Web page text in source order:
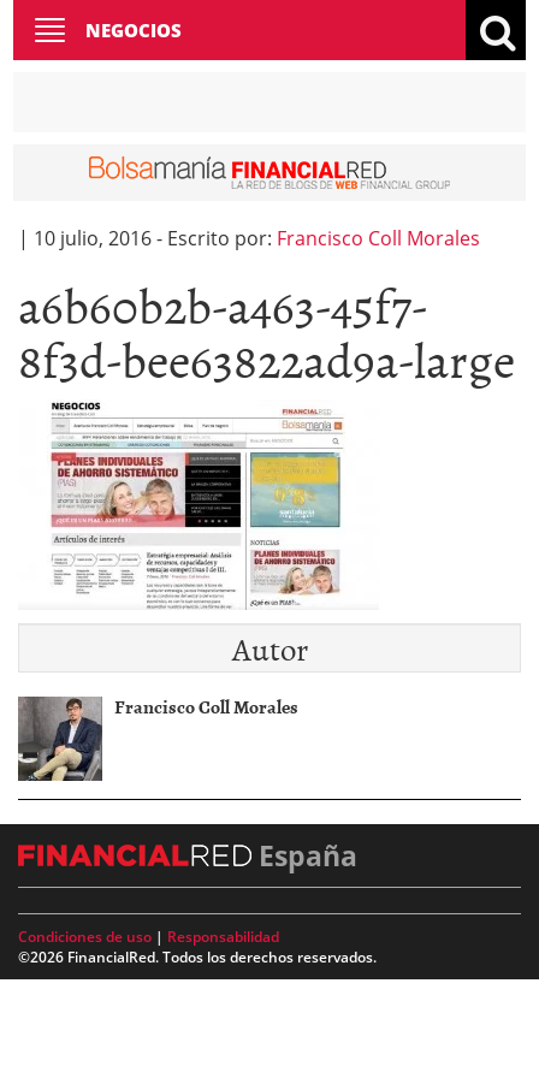
Toggle
navigation
NEGOCIOS
| 10 julio, 2016- Escrito por: Francisco Coll Morales
a6b60b2b-a463-45f7-
8f3d-bee63822ad9a-large
Autor
Francisco Coll Morales
España
Condiciones de uso | Responsabilidad
©2026 FinancialRed. Todos los derechos reservados.